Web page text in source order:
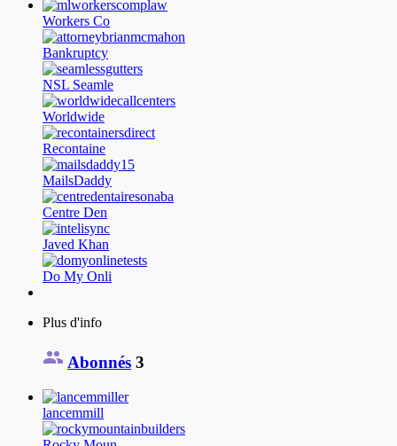
Workers Co
Bankruptcy
NSL Seamle
Worldwide
Recontaine
MailsDaddy
Centre Den
Javed Khan
Do My Onli
Plus d'info
Abonnés 3
lancemmill